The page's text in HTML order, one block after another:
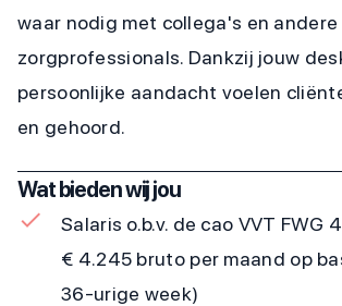
waar nodig met collega's en andere
zorgprofessionals. Dankzij jouw
persoonlijke aandacht voelen
en gehoord.
Wat bieden wij jou
Salaris o.b.v. de cao VVT FWG
€ 4.245 bruto per maand op
36-urige week)